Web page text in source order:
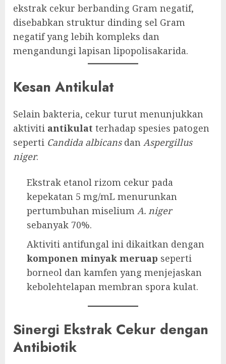
ekstrak cekur berbanding Gram negatif,
disebabkan struktur dinding sel Gram
negatif yang lebih kompleks dan
mengandungi lapisan lipopolisakarida.
Kesan Antikulat
Selain bakteria, cekur turut menunjukkan
aktiviti antikulat terhadap spesies patogen
seperti Candida albicansdan Aspergillus
niger.
Ekstrak etanol rizom cekur pada
kepekatan 5 mg/mL menurunkan
pertumbuhan miselium A. niger
sebanyak 70%.
Aktiviti antifungal ini dikaitkan dengan
komponen minyak meruap seperti
borneol dan kamfen yang menjejaskan
kebolehtelapan membran spora kulat.
Sinergi Ekstrak Cekur dengan
Antibiotik